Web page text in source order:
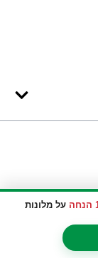
על מלונות